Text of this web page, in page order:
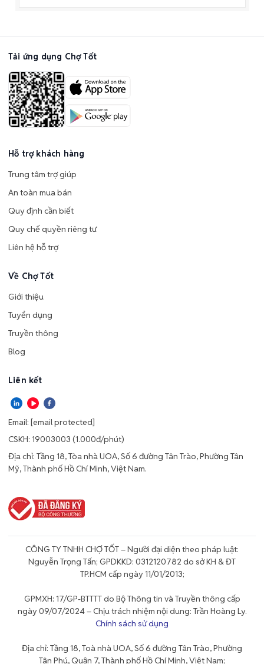
Tải ứng dụng Chợ Tốt
Hỗ trợ khách hàng
Trung tâm trợ giúp
An toàn mua bán
Quy định cần biết
Quy chế quyền riêng tư
Liên hệ hỗ trợ
Về Chợ Tốt
Giới thiệu
Tuyển dụng
Truyền thông
Blog
Liên kết
Email: [email protected]
CSKH: 19003003 (1.000đ/phút)
Địa chỉ: Tầng 18, Tòa nhà UOA, Số 6 đường Tân Trào, Phường Tân
Mỹ, Thành phố Hồ Chí Minh, Việt Nam.
CÔNG TY TNHH CHỢ TỐT – Người đại diện theo pháp luật:
Nguyễn Trọng Tấn; GPDKKD: 0312120782 do sở KH & ĐT
TP.HCM cấp ngày 11/01/2013;
GPMXH: 17/GP-BTTTT do Bộ Thông tin và Truyền thông cấp
ngày 09/07/2024 – Chịu trách nhiệm nội dung: Trần Hoàng Ly.
Chính sách sử dụng
Địa chỉ: Tầng 18, Toà nhà UOA, Số 6 đường Tân Trào, Phường
Tân Phú, Quận 7, Thành phố Hồ Chí Minh, Việt Nam;